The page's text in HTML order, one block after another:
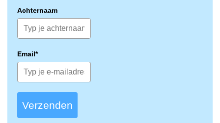
Achternaam
Email*
Verzenden